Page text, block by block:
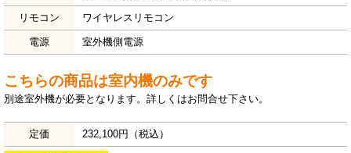
リモコン ワイヤレスリモコン
電源 室外機側電源
こちらの商品は室内機のみです
別途室外機が必要となります。詳しくはお問合せ下さい。
定価 232,100円（税込）